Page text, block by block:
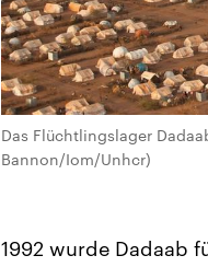
Das Flüchtlingslager
Bannon/Iom/Unhcr)
1992 wurde Dadaab